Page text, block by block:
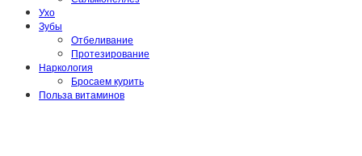
Ухо
Зубы
Отбеливание
Протезирование
Наркология
Бросаем курить
Польза витаминов